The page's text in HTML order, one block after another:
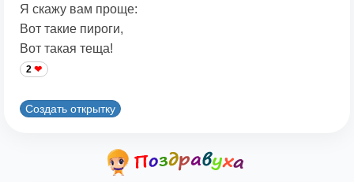
Я скажу вам проще:
Вот такие пироги,
Вот такая теща!
2
Создать открытку